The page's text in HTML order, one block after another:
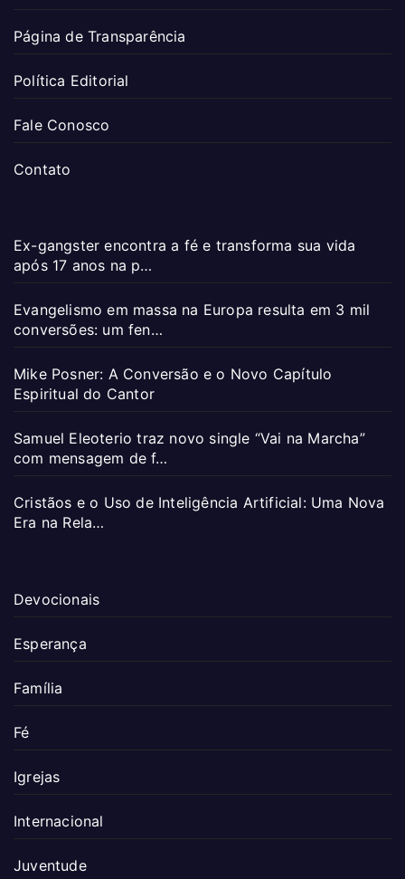
Página de Transparência
Política Editorial
Fale Conosco
Contato
Ex-gangster encontra a fé e transforma sua vida
após 17 anos na p…
Evangelismo em massa na Europa resulta em 3 mil
conversões: um fen…
Mike Posner: A Conversão e o Novo Capítulo
Espiritual do Cantor
Samuel Eleoterio traz novo single “Vai na Marcha”
com mensagem de f…
Cristãos e o Uso de Inteligência Artificial: Uma Nova
Era na Rela…
Devocionais
Esperança
Família
Fé
Igrejas
Internacional
Juventude